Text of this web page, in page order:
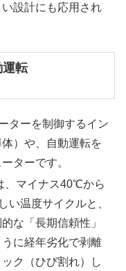
設計にも応用され
転
ターを制御するイン
）や、自動運転を
ターです。
、マイナス40℃から
温度サイクルと、
な「長期信頼性」
に経年劣化で剥離
ク（ひび割れ）し